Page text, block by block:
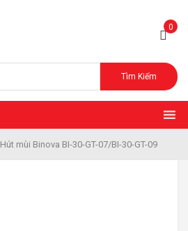
0
Tìm Kiếm
Hút mùi Binova BI-30-GT-07/BI-30-GT-09